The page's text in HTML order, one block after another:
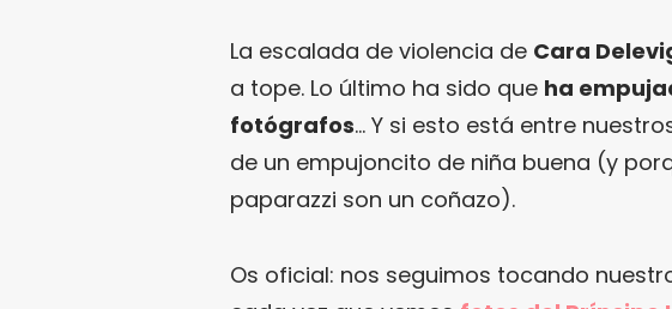
La escalada de violencia de Cara
a tope. Lo último ha sido que ha
fotógrafos… Y si esto está entre
de un empujoncito de niña buena (y
paparazzi son un coñazo).
Os oficial: nos seguimos tocando